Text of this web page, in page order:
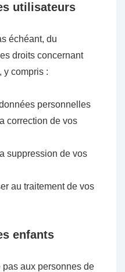
utilisateurs
échéant, du
droits concernant
y compris :
personnelles
correction de vos
suppression de vos
au traitement de vos
enfants
pas aux personnes de